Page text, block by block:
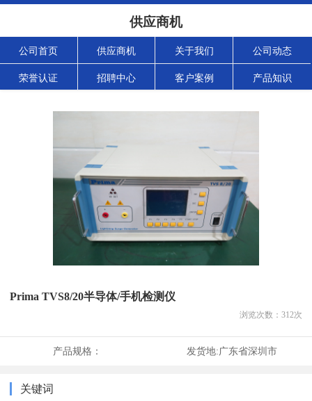
供应商机
公司首页 供应商机 关于我们 公司动态
荣誉认证 招聘中心 客户案例 产品知识
Prima TVS8/20半导体/手机检测仪
浏览次数： 312次
产品规格： 发货地:广东省深圳市
关键词